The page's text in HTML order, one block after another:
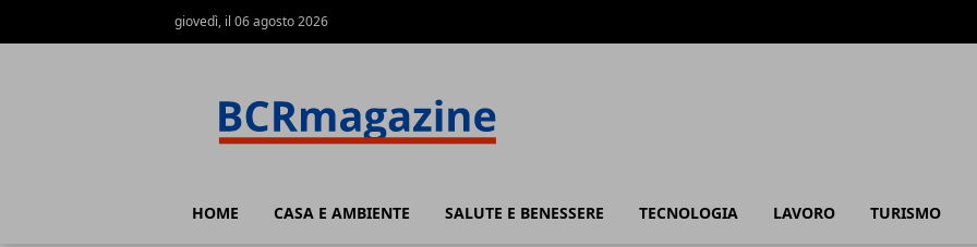
giovedì, il 06 agosto 2026
HOME CASA E AMBIENTE SALUTE E BENESSERE TECNOLOGIA LAVORO TURISMO